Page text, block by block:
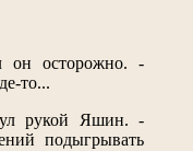
он осторожно. -
то...
рукой Яшин. -
подыгрывать